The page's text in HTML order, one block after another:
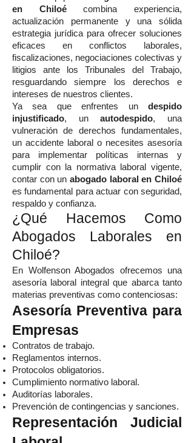
en Chiloécombina experiencia,
actualización permanente y una sólida
estrategia jurídica para ofrecer soluciones
eficaces en conflictos laborales,
fiscalizaciones, negociaciones colectivas y
litigios ante los Tribunales del Trabajo,
resguardando siempre los derechos e
intereses de nuestros clientes.
Ya sea que enfrentes un despido
injustificado, unautodespido, una
vulneración de derechos fundamentales,
un accidente laboral o necesites asesoría
para implementar políticas internas y
cumplir con la normativa laboral vigente,
contar con un abogado laboral en Chiloé
es fundamental para actuar con seguridad,
respaldo y confianza.
¿Qué Hacemos Como
Abogados Laborales en
Chiloé?
En Wolfenson Abogados ofrecemos una
asesoría laboral integral que abarca tanto
materias preventivas como contenciosas:
Asesoría Preventiva para
Empresas
Contratos de trabajo.
Reglamentos internos.
Protocolos obligatorios.
Cumplimiento normativo laboral.
Auditorías laborales.
Prevención de contingencias y sanciones.
Representación Judicial